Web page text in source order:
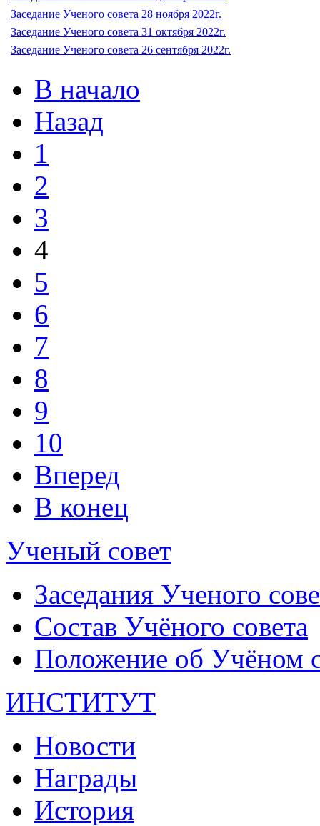
Заседание Ученого совета 28 ноября 2022г.
Заседание Ученого совета 31 октября 2022г.
Заседание Ученого совета 26 сентября 2022г.
В начало
Назад
1
2
3
4
5
6
7
8
9
10
Вперед
В конец
Ученый совет
Заседания Ученого
Состав Учёного совета
Положение об Учёном
ИНСТИТУТ
Новости
Награды
История